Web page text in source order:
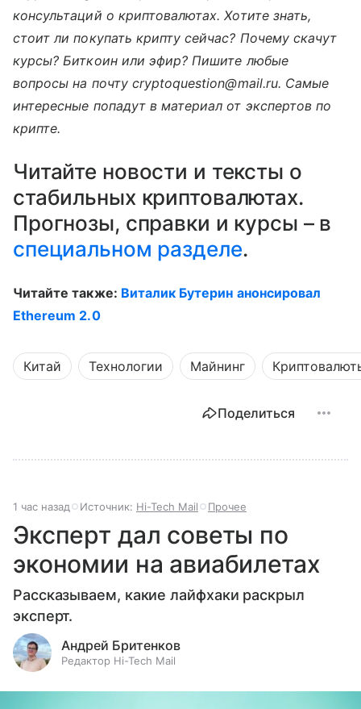
консультаций о криптовалютах. Хотите знать,
стоит ли покупать крипту сейчас? Почему скачут
курсы? Биткоин или эфир? Пишите любые
вопросы на почту cryptoquestion@mail.ru. Самые
интересные попадут в материал от экспертов по
крипте.
Читайте новости и тексты о
стабильных криптовалютах.
Прогнозы, справки и курсы – в
специальном разделе.
Читайте также: Виталик Бутерин анонсировал
Ethereum 2.0
Китай Технологии Майнинг
Поделиться
1 час назад Источник: Hi-Tech Mail Прочее
Эксперт дал советы по
экономии на авиабилетах
Рассказываем, какие лайфхаки раскрыл
эксперт.
Андрей Бритенков
Редактор Hi-Tech Mail